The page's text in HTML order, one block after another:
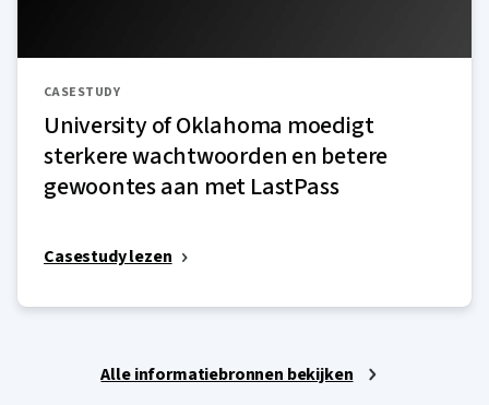
CASESTUDY
University of Oklahoma moedigt
sterkere wachtwoorden en betere
gewoontes aan met LastPass
Casestudy lezen
Alle informatiebronnen bekijken